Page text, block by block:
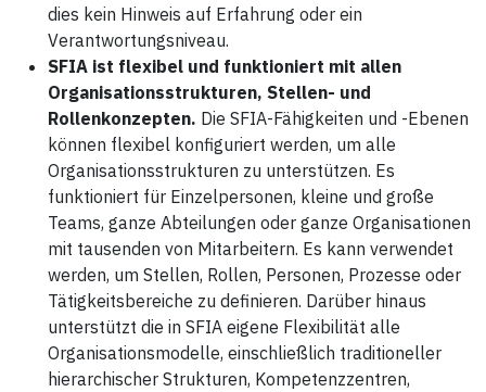
dies kein Hinweis auf Erfahrung oder ein
Verantwortungsniveau.
SFIA ist flexibel und funktioniert mit allen
Organisationsstrukturen, Stellen- und
Rollenkonzepten. Die SFIA-Fähigkeiten und -Ebenen
können flexibel konfiguriert werden, um alle
Organisationsstrukturen zu unterstützen. Es
funktioniert für Einzelpersonen, kleine und große
Teams, ganze Abteilungen oder ganze Organisationen
mit tausenden von Mitarbeitern. Es kann verwendet
werden, um Stellen, Rollen, Personen, Prozesse oder
Tätigkeitsbereiche zu definieren. Darüber hinaus
unterstützt die in SFIA eigene Flexibilität alle
Organisationsmodelle, einschließlich traditioneller
hierarchischer Strukturen, Kompetenzzentren,